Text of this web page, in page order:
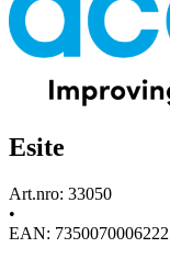
Esite
Art.nro: 33050
•
EAN: 7350070006222